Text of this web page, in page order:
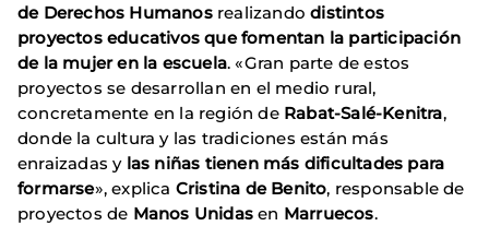
de Derechos Humanosrealizando distintos
proyectos educativos que fomentan la participación
de la mujer en la escuela. «Gran parte de estos
proyectos se desarrollan en el medio rural,
concretamente en la región de Rabat-Salé-Kenitra,
donde la cultura y las tradiciones están más
enraizadas y las niñas tienen más dificultades para
formarse», explica Cristina de Benito, responsable de
proyectos de Manos Unidas en Marruecos.